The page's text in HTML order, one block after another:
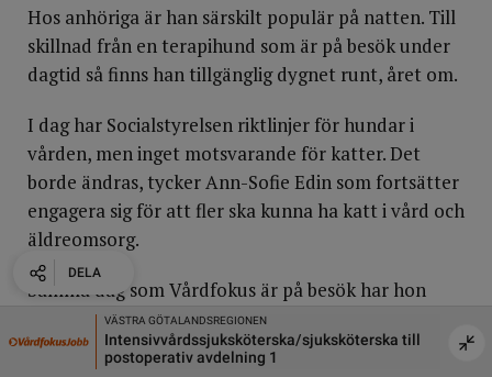
DELA
DELA
DELA
Hos anhöriga är han särskilt populär på natten. Till
skillnad från en terapihund som är på besök under
dagtid så finns han tillgänglig dygnet runt, året om.
I dag har Socialstyrelsen riktlinjer för hundar i
vården, men inget motsvarande för katter. Det
borde ändras, tycker Ann-Sofie Edin som fortsätter
engagera sig för att fler ska kunna ha katt i vård och
äldreomsorg.
Samma dag som Vårdfokus är på besök har hon
bokat möte med två andra eldsjälar: Susanne Gaje,
som gjort en intervjustudie om att ha katt på
DELA
till
Kriminalvården
Sjuksköterskor till Skänninge anstalt och häkte -
Tillsvidareanställning
Är